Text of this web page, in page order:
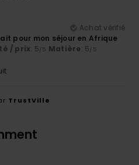
Achat vérifié
pour mon séjour en Afrique
/ prix: 5/5 Matière: 5/5
TrustVille